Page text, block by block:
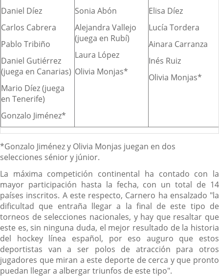
Daniel Díez
Carlos Cabrera
Pablo Tribiño
Daniel Gutiérrez
(juega en Canarias)
Mario Díez (juega
en Tenerife)
Gonzalo Jiménez*
Sonia Abón
Alejandra Vallejo
(juega en Rubí)
Laura López
Olivia Monjas*
Elisa Díez
Lucía Tordera
Ainara Carranza
Inés Ruiz
Olivia Monjas*
*Gonzalo Jiménez y Olivia Monjas juegan en dos
selecciones sénior y júnior.
La máxima competición continental ha contado con la
mayor participación hasta la fecha, con un total de 14
países inscritos. A este respecto, Carnero ha ensalzado "la
dificultad que entraña llegar a la final de este tipo de
torneos de selecciones nacionales, y hay que resaltar que
este es, sin ninguna duda, el mejor resultado de la historia
del hockey línea español, por eso auguro que estos
deportistas van a ser polos de atracción para otros
jugadores que miran a este deporte de cerca y que pronto
puedan llegar a albergar triunfos de este tipo".